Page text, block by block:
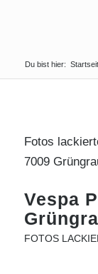
Du bist hier:
Fotos
7009
Vespa
FOTOS